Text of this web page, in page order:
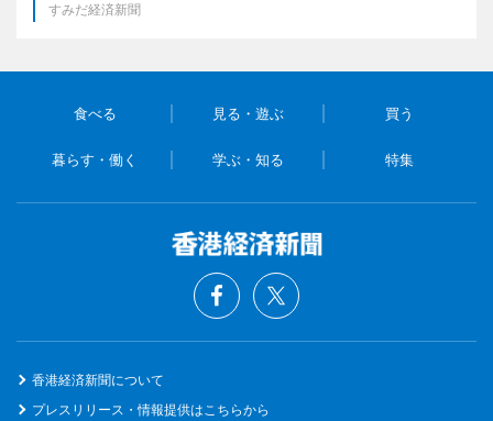
すみだ経済新聞
食べる 見る・遊ぶ 買う
暮らす・働く 学ぶ・知る 特集
香港経済新聞について
プレスリリース・情報提供はこちらから